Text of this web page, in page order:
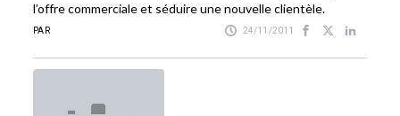
l’offre commerciale et séduire une nouvelle clientèle.
PAR 24/11/2011